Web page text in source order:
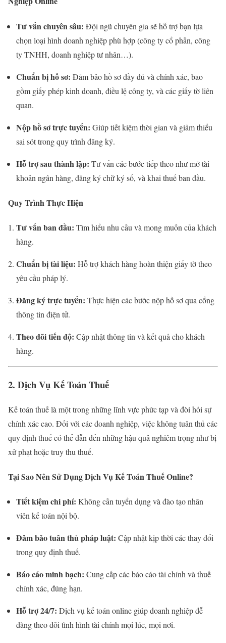
Tư vấn chuyên sâu: Đội ngũ chuyên gia sẽ hỗ trợ bạn lựa
chọn loại hình doanh nghiệp phù hợp (công ty cổ phần, công
ty TNHH, doanh nghiệp tư nhân…).
Chuẩn bị hồ sơ: Đảm bảo hồ sơ đầy đủ và chính xác, bao
gồm giấy phép kinh doanh, điều lệ công ty, và các giấy tờ liên
quan.
Nộp hồ sơ trực tuyến: Giúp tiết kiệm thời gian và giảm thiểu
sai sót trong quy trình đăng ký.
Hỗ trợ sau thành lập: Tư vấn các bước tiếp theo như mở tài
khoản ngân hàng, đăng ký chữ ký số, và khai thuế ban đầu.
Quy Trình Thực Hiện
Tư vấn ban đầu: Tìm hiểu nhu cầu và mong muốn của khách
hàng.
Chuẩn bị tài liệu: Hỗ trợ khách hàng hoàn thiện giấy tờ theo
yêu cầu pháp lý.
Đăng ký trực tuyến: Thực hiện các bước nộp hồ sơ qua cổng
thông tin điện tử.
Theo dõi tiến độ: Cập nhật thông tin và kết quả cho khách
hàng.
2. Dịch Vụ Kế Toán Thuế
Kế toán thuế là một trong những lĩnh vực phức tạp và đòi hỏi sự
chính xác cao. Đối với các doanh nghiệp, việc không tuân thủ các
quy định thuế có thể dẫn đến những hậu quả nghiêm trọng như bị
xử phạt hoặc truy thu thuế.
Tại Sao Nên Sử Dụng Dịch Vụ Kế Toán Thuế Online?
Tiết kiệm chi phí: Không cần tuyển dụng và đào tạo nhân
viên kế toán nội bộ.
Đảm bảo tuân thủ pháp luật: Cập nhật kịp thời các thay đổi
trong quy định thuế.
Báo cáo minh bạch: Cung cấp các báo cáo tài chính và thuế
chính xác, đúng hạn.
Hỗ trợ 24/7: Dịch vụ kế toán online giúp doanh nghiệp dễ
dàng theo dõi tình hình tài chính mọi lúc, mọi nơi.